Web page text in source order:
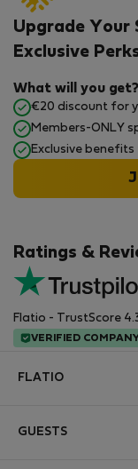
Ratings &
Flatio - TrustScore
VERIFIED COMPANY
Upgrade Your
Exclusive
What will you get?
€20 discount for
Members-ONLY
Exclusive
FLATIO
GUESTS